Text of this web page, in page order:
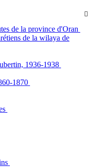

de la province d'Oran
de la wilaya de
1936-1938
1870